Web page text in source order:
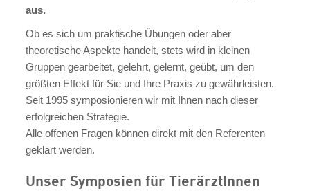
aus.
Ob es sich um praktische Übungen oder aber
theoretische Aspekte handelt, stets wird in kleinen
Gruppen gearbeitet, gelehrt, gelernt, geübt, um den
größten Effekt für Sie und Ihre Praxis zu gewährleisten.
Seit 1995 symposionieren wir mit Ihnen nach dieser
erfolgreichen Strategie.
Alle offenen Fragen können direkt mit den Referenten
geklärt werden.
Unser Symposien für TierärztInnen